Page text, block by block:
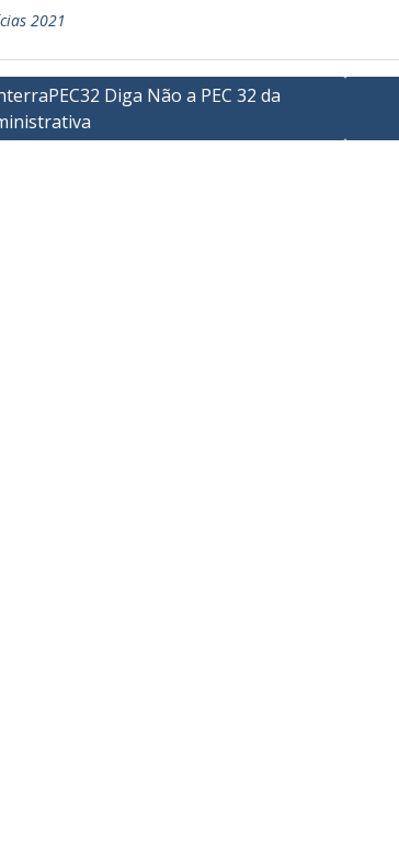
2021
Diga Não a PEC 32 da